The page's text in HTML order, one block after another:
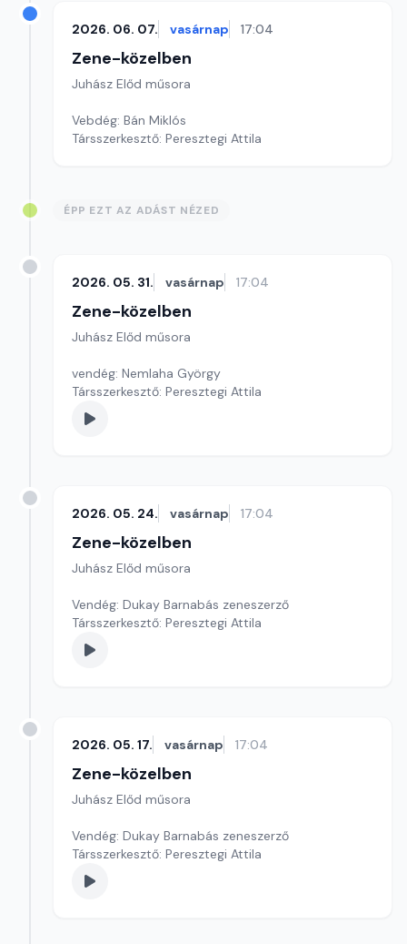
2026. 06. 07. vasárnap 17:04
Zene-közelben
Juhász Előd műsora
Vebdég: Bán Miklós
Társszerkesztő: Peresztegi Attila
ÉPP EZT AZ ADÁST NÉZED
2026. 05. 31. vasárnap 17:04
Zene-közelben
Juhász Előd műsora
vendég: Nemlaha György
Társszerkesztő: Peresztegi Attila
2026. 05. 24. vasárnap 17:04
Zene-közelben
Juhász Előd műsora
Vendég: Dukay Barnabás zeneszerző
Társszerkesztő: Peresztegi Attila
2026. 05. 17. vasárnap 17:04
Zene-közelben
Juhász Előd műsora
Vendég: Dukay Barnabás zeneszerző
Társszerkesztő: Peresztegi Attila